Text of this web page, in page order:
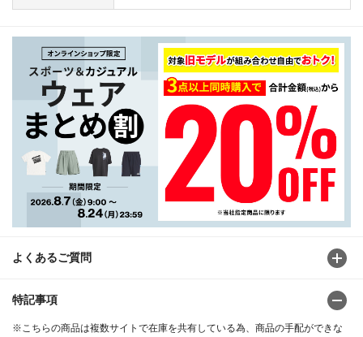
よくあるご質問
特記事項
※こちらの商品は複数サイトで在庫を共有している為、商品の手配ができな